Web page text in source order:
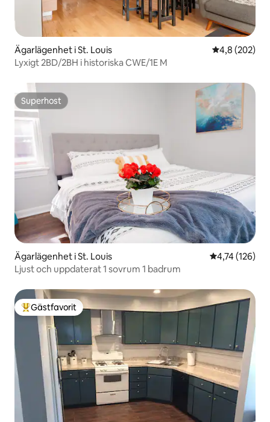
Ägarlägenhet i St. Louis 4,8 av 5 i
4,8 (202)
Lyxigt 2BD/2BH i historiska CWE/1E M
Superhost
Superhost
Ägarlägenhet i St. Louis 4,74 av 5 i
4,74 (126)
Ljust och uppdaterat 1 sovrum 1 badrum
Populär gästfavorit
Gästfavorit